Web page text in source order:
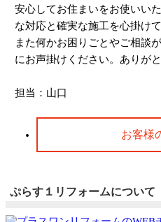
安心してお住まいをお使いい
な対応と確実な施工を心掛けて
また何かお困りごとやご相談
にお声掛けください。ありが
担当：山口
お客様
ぷらす１リフォームについて